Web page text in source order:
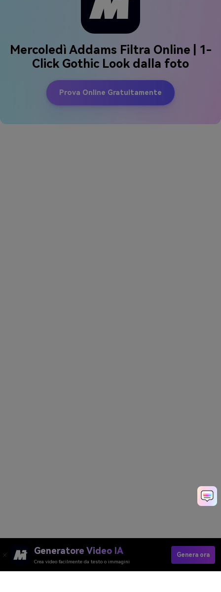
Mercoledì Addams Filtra Online | 1-
Click Gothic Look dalla foto
Prova Online Gratuitamente
Generatore Video IA
Crea video facilmente da testo o immagini
Genera ora